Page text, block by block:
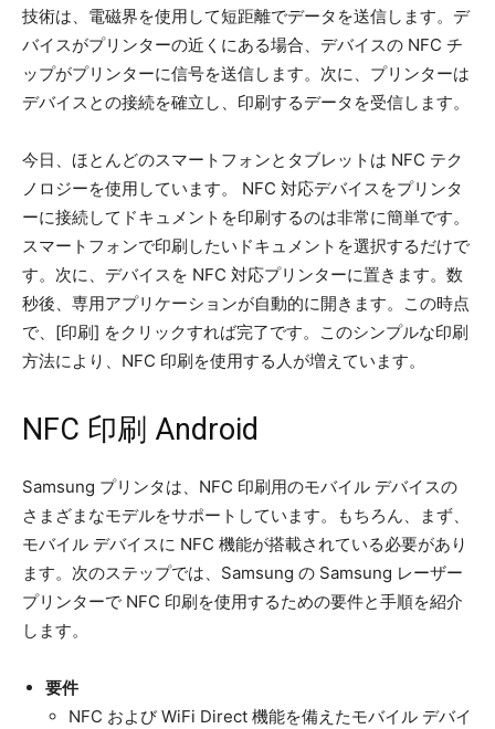
技術は、電磁界を使用して短距離でデータを送信します。デ
バイスがプリンターの近くにある場合、デバイスの NFC チ
ップがプリンターに信号を送信します。次に、プリンターは
デバイスとの接続を確立し、印刷するデータを受信します。
今日、ほとんどのスマートフォンとタブレットは NFC テク
ノロジーを使用しています。 NFC 対応デバイスをプリンタ
ーに接続してドキュメントを印刷するのは非常に簡単です。
スマートフォンで印刷したいドキュメントを選択するだけで
す。次に、デバイスを NFC 対応プリンターに置きます。数
秒後、専用アプリケーションが自動的に開きます。この時点
で、[印刷] をクリックすれば完了です。このシンプルな印刷
方法により、NFC 印刷を使用する人が増えています。
NFC 印刷 Android
Samsung プリンタは、NFC 印刷用のモバイル デバイスの
さまざまなモデルをサポートしています。もちろん、まず、
モバイル デバイスに NFC 機能が搭載されている必要があり
ます。次のステップでは、Samsung の Samsung レーザー
プリンターで NFC 印刷を使用するための要件と手順を紹介
します。
要件
NFC および WiFi Direct 機能を備えたモバイル デバイ